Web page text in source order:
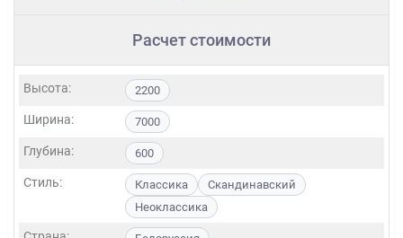
Расчет стоимости
Высота: 2200
Ширина: 7000
Глубина: 600
Стиль: Классика
Скандинавский
Неоклассика